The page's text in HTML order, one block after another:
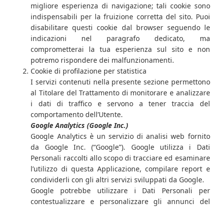
migliore esperienza di navigazione; tali cookie sono
indispensabili per la fruizione corretta del sito. Puoi
disabilitare questi cookie dal browser seguendo le
indicazioni nel paragrafo dedicato, ma
comprometterai la tua esperienza sul sito e non
potremo rispondere dei malfunzionamenti.
Cookie di profilazione per statistica
I servizi contenuti nella presente sezione permettono
al Titolare del Trattamento di monitorare e analizzare
i dati di traffico e servono a tener traccia del
comportamento dell’Utente.
Google Analytics (Google Inc.)
Google Analytics è un servizio di analisi web fornito
da Google Inc. (“Google”). Google utilizza i Dati
Personali raccolti allo scopo di tracciare ed esaminare
l’utilizzo di questa Applicazione, compilare report e
condividerli con gli altri servizi sviluppati da Google.
Google potrebbe utilizzare i Dati Personali per
contestualizzare e personalizzare gli annunci del